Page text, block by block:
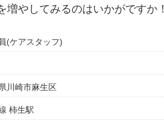
やしてみるのはいかがですか！
(ケアスタッフ)
川崎市麻生区
柿生駅